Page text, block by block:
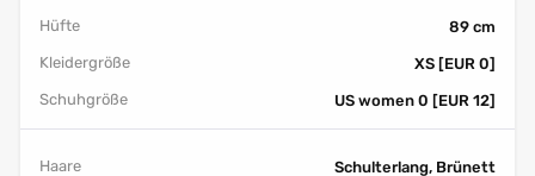
Hüfte
89 cm
Kleidergröße
XS [EUR 0]
Schuhgröße
US women 0 [EUR 12]
Haare
Schulterlang, Brünett